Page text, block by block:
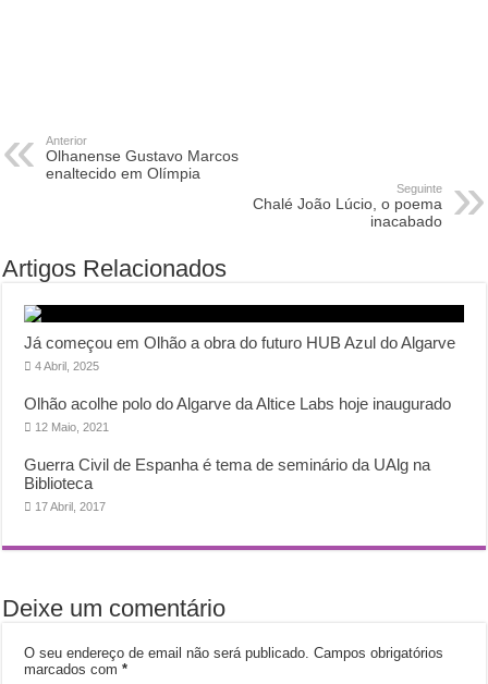
Anterior
Olhanense Gustavo Marcos
enaltecido em Olímpia
Seguinte
Chalé João Lúcio, o poema
inacabado
Artigos Relacionados
Já começou em Olhão a obra do futuro HUB Azul do Algarve
4 Abril, 2025
Olhão acolhe polo do Algarve da Altice Labs hoje inaugurado
12 Maio, 2021
Guerra Civil de Espanha é tema de seminário da UAlg na
Biblioteca
17 Abril, 2017
Deixe um comentário
O seu endereço de email não será publicado. Campos obrigatórios
marcados com*